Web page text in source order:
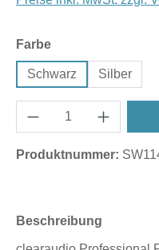
Farbeauswählen
Schwarz Silber
Produktnummer:
Beschreibung